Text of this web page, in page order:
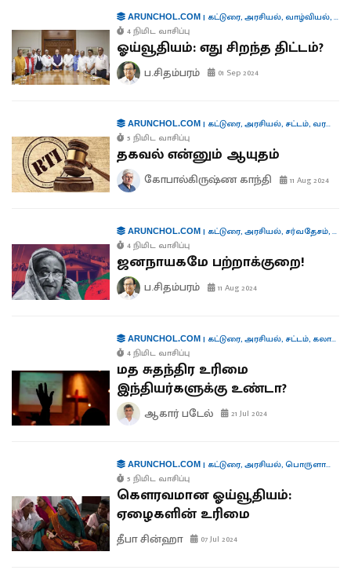
ARUNCHOL.COM| கட்டுரை,அரசியல், வாழ்வியல்,
4 நிமிட வாசிப்பு
ஓய்வூதியம்: எது சிறந்த திட்டம்?
ப.சிதம்பரம் 01 Sep 2024
ARUNCHOL.COM| கட்டுரை,அரசியல், சட்டம், வரலாறு
5 நிமிட வாசிப்பு
தகவல் என்னும் ஆயுதம்
கோபால்கிருஷ்ண காந்தி 11 Aug 2024
ARUNCHOL.COM| கட்டுரை,அரசியல், சர்வதேசம்,
4 நிமிட வாசிப்பு
ஜனநாயகமே பற்றாக்குறை!
ப.சிதம்பரம் 11 Aug 2024
ARUNCHOL.COM| கட்டுரை,அரசியல், சட்டம், கலாச்சாரம்
4 நிமிட வாசிப்பு
மத சுதந்திர உரிமை
இந்தியர்களுக்கு உண்டா?
ஆகார் படேல் 21 Jul 2024
ARUNCHOL.COM| கட்டுரை,அரசியல்,பொருளாதாரம்
5 நிமிட வாசிப்பு
கௌரவமான ஓய்வூதியம்:
ஏழைகளின் உரிமை
தீபா சின்ஹா 07 Jul 2024